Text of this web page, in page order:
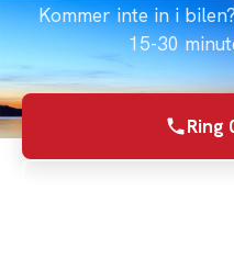
Kommer inte in i
15-30
Ring